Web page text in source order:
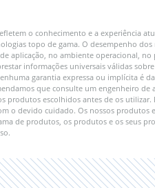
o conhecimento e a experiência
topo de gama. O desempenho
aplicação, no ambiente operacional,
informações universais válidas
garantia expressa ou implícita é
que consulte um engenheiro de
produtos escolhidos antes de os
o devido cuidado. Os nossos produtos
de produtos, os produtos e os seus